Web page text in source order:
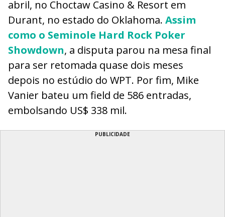
abril, no Choctaw Casino & Resort em
Durant, no estado do Oklahoma. Assim
como o Seminole Hard Rock Poker
Showdown, a disputa parou na mesa final
para ser retomada quase dois meses
depois no estúdio do WPT. Por fim, Mike
Vanier bateu um field de 586 entradas,
embolsando US$ 338 mil.
PUBLICIDADE